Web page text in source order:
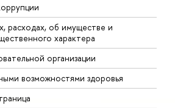
расходах, об имуществе и
характера
организации
возможностями здоровья